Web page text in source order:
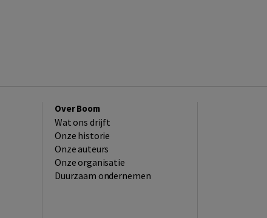
Over Boom
Wat ons drijft
Onze historie
Onze auteurs
Onze organisatie
Duurzaam ondernemen